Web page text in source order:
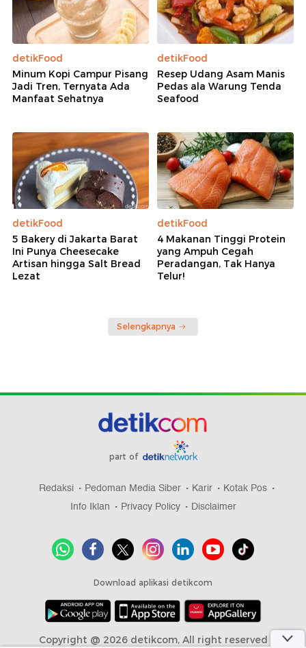
detikFood
Minum Kopi Campur Pisang
Jadi Tren, Ternyata Ada
Manfaat Sehatnya
detikFood
Resep Udang Asam Manis
Pedas ala Warung Tenda
Seafood
detikFood
5 Bakery di Jakarta Barat
Ini Punya Cheesecake
Artisan hingga Salt Bread
Lezat
detikFood
4 Makanan Tinggi Protein
yang Ampuh Cegah
Peradangan, Tak Hanya
Telur!
Selengkapnya
part of
Redaksi Pedoman Media Siber Karir
Kotak Pos
Info Iklan
Privacy Policy Disclaimer
Download aplikasi detikcom
Copyright @ 2026 detikcom, All right reserved